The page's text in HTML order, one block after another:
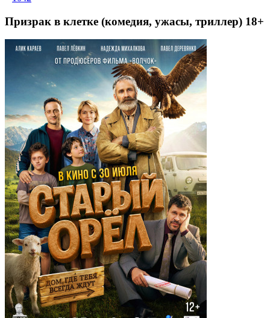
Призрак в клетке (комедия, ужасы, триллер) 18+